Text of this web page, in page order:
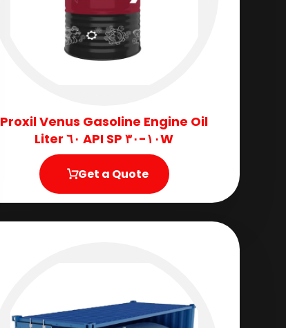
Proxil Venus Gasoline Engine Oil
١٠W-٣٠ API SP ٦٠ Liter
Get a Quote